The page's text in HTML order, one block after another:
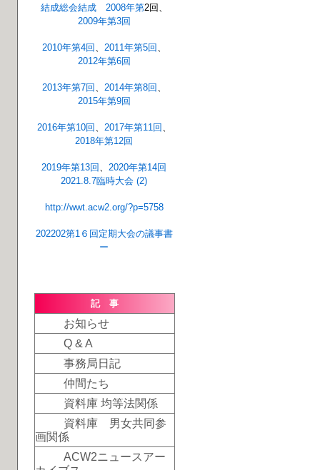
結成総会結成 2008年第2回、
2009年第3回
2010年第4回 、 2011年第5回 、
2012年第6回
2013年第7回 、 2014年第8回 、
2015年第9回
2016年第10回 、 2017年第11回 、
2018年第12回
2019年第13回 、2020年第14回
2021.8.7臨時大会 (2)
http://wwt.acw2.org/?p=5758
202202第1６回定期大会の議事書
ー
記 事
お知らせ
Q & A
事務局日記
仲間たち
資料庫 均等法関係
資料庫 男女共同参
画関係
ACW2ニュースアー